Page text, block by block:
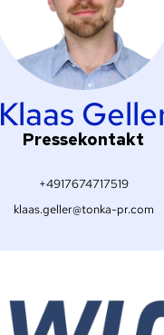
Klaas
Pressekontakt
+4917674717519
klaas.geller@tonka-pr.com